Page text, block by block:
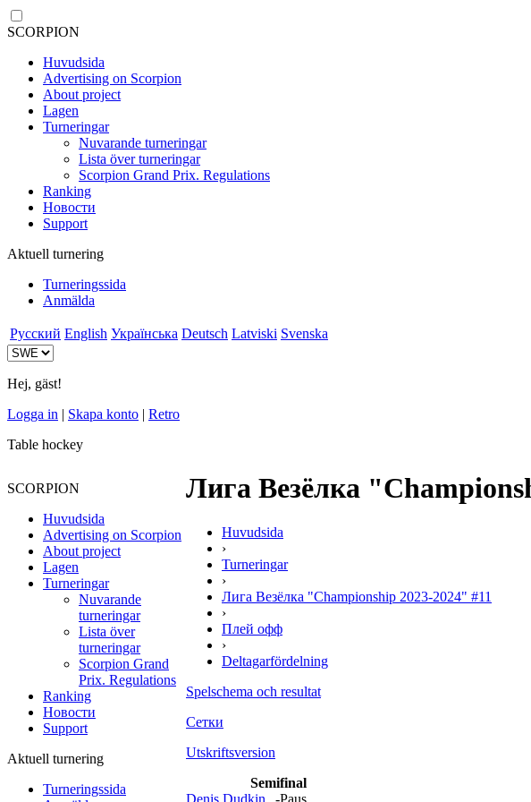
SCORPION
Huvudsida
Advertising on Scorpion
About project
Lagen
Turneringar
Nuvarande turneringar
Lista över turneringar
Scorpion Grand Prix. Regulations
Ranking
Новости
Support
Aktuell turnering
Turneringssida
Anmälda
Русский English Українська Deutsch Latviski Svenska
Hej, gäst!
Logga in | Skapa konto | Retro
Table hockey
SCORPION
Huvudsida
Advertising on Scorpion
About project
Lagen
Turneringar
Nuvarande
turneringar
Lista över
turneringar
Scorpion Grand
Prix. Regulations
Ranking
Новости
Support
Aktuell turnering
Turneringssida
Лига Везёлка
Huvudsida
›
Turneringar
›
Лига Везёлка "Championship 2023-2024" #11
›
Плей офф
›
Deltagarfördelning
Spelschema och resultat
Сетки
Utskriftsversion
Semifinal
Denis Dudkin
-Paus